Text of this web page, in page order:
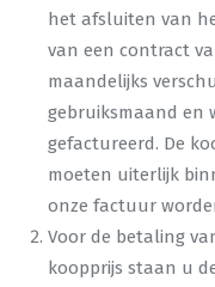
het afsluiten van
van een contract
maandelijks
gebruiksmaand en
gefactureerd. De
moeten uiterlijk
onze factuur
Voor de betaling
koopprijs staan u